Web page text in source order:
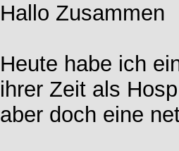
Hallo Zusammen
Heute habe ich
ihrer Zeit als
aber doch eine